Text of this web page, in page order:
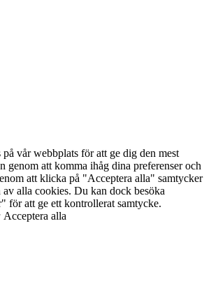
vår webbplats för att ge dig den mest
genom att komma ihåg dina preferenser och
att klicka på "Acceptera alla" samtycker
alla cookies. Du kan dock besöka
för att ge ett kontrollerat samtycke.
Acceptera alla